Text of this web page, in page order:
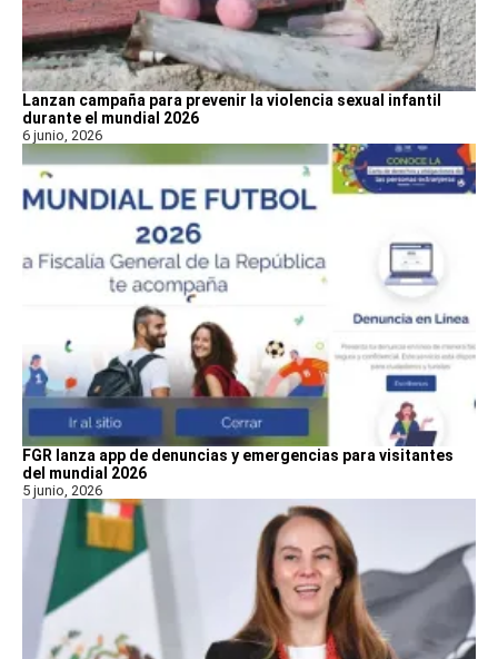
Lanzan campaña para prevenir la violencia sexual infantil
durante el mundial 2026
6 junio, 2026
FGR lanza app de denuncias y emergencias para visitantes
del mundial 2026
5 junio, 2026